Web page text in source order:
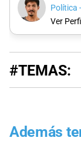
Política
Ver Perfil
#TEMAS:
Además